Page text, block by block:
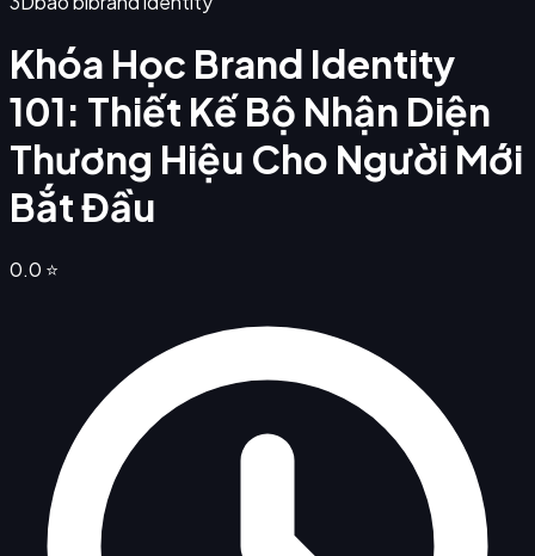
Khóa Học Brand Identity
101: Thiết Kế Bộ Nhận Diện
Thương Hiệu Cho Người Mới
Bắt Đầu
0.0 ⭐